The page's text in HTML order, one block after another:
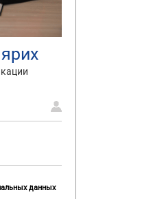
данных